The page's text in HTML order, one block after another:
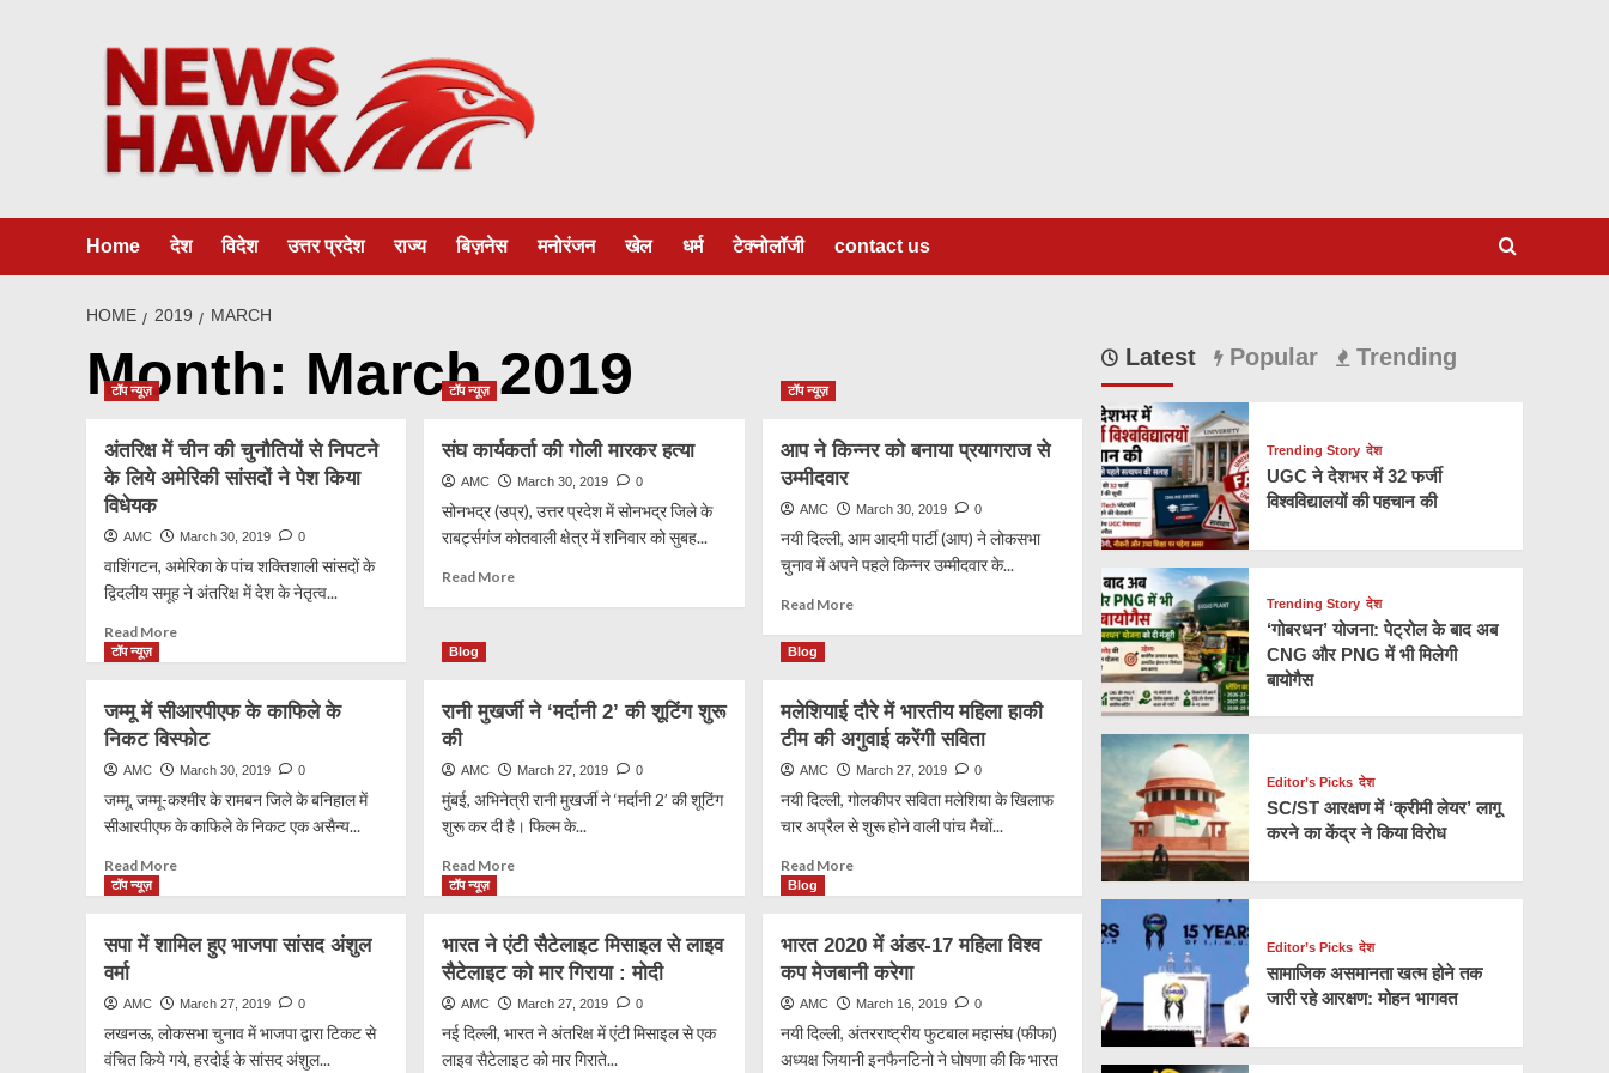
Home देश विदेश उत्तर प्रदेश राज्य बिज़नेस मनोरंजन खेल धर्म टेक्नोलॉजी contact us
HOME 2019 MARCH
Month: March 2019
टॉप न्यूज़
अंतरिक्ष में चीन की चुनौतियों से निपटने
के लिये अमेरिकी सांसदों ने पेश किया
विधेयक
AMC March 30, 2019 0
वाशिंगटन, अमेरिका के पांच शक्तिशाली सांसदों के
द्विदलीय समूह ने अंतरिक्ष में देश के नेतृत्व...
Read MoreRead
अंतरिक्ष
में
चीन
की
चुनौतियों
से
निपटने
अमेरिकी
ने
टॉप न्यूज़
संघ कार्यकर्ता की गोली मारकर हत्या
AMC March 30, 2019 0
सोनभद्र (उप्र), उत्तर प्रदेश में सोनभद्र जिले के
राबर्ट्सगंज कोतवाली क्षेत्र में शनिवार को सुबह...
Read MoreRead
गोली
टॉप न्यूज़
आप ने किन्नर को बनाया प्रयागराज से
उम्मीदवार
AMC March 30, 2019 0
नयी दिल्ली, आम आदमी पार्टी (आप) ने लोकसभा
चुनाव में अपने पहले किन्नर उम्मीदवार के...
Read MoreRead
किन्नर
को
से
उम्मीदवार
टॉप न्यूज़
जम्मू में सीआरपीएफ के काफिले के
निकट विस्फोट
AMC March 30, 2019 0
जम्मू, जम्मू-कश्मीर के रामबन जिले के बनिहाल में
सीआरपीएफ के काफिले के निकट एक असैन्य...
Read MoreRead
जम्मू
में
के
के
निकट
Blog
रानी मुखर्जी ने ‘मर्दानी 2’ की शूटिंग शुरू
की
AMC March 27, 2019 0
मुंबई, अभिनेत्री रानी मुखर्जी ने ‘मर्दानी 2’ की शूटिंग
शुरू कर दी है। फिल्म के...
Read MoreRead
रानी
मुखर्जी
ने
‘मर्दानी
की
शूटिंग
Blog
मलेशियाई दौरे में भारतीय महिला हाकी
टीम की अगुवाई करेंगी सविता
AMC March 27, 2019 0
नयी दिल्ली, गोलकीपर सविता मलेशिया के खिलाफ
चार अप्रैल से शुरू होने वाली पांच मैचों...
Read MoreRead
मलेशियाई
दौरे
में
भारतीय
हाकी
टीम
टॉप न्यूज़
सपा में शामिल हुए भाजपा सांसद अंशुल
वर्मा
AMC March 27, 2019 0
लखनऊ, लोकसभा चुनाव में भाजपा द्वारा टिकट से
वंचित किये गये, हरदोई के सांसद अंशुल...
टॉप न्यूज़
भारत ने एंटी सैटेलाइट मिसाइल से लाइव
सैटेलाइट को मार गिराया : मोदी
AMC March 27, 2019 0
नई दिल्ली, भारत ने अंतरिक्ष में एंटी मिसाइल से एक
लाइव सैटेलाइट को मार गिराते...
Blog
भारत 2020 में अंडर-17 महिला विश्व
कप मेजबानी करेगा
AMC March 16, 2019 0
नयी दिल्ली, अंतरराष्ट्रीय फुटबाल महासंघ (फीफा)
अध्यक्ष जियानी इनफैनटिनो ने घोषणा की कि भारत
Latest Popular Trending
Trending Story देश
UGC ने देशभर में 32 फर्जी
विश्वविद्यालयों की पहचान की
Trending Story देश
‘गोबरधन’ योजना: पेट्रोल के बाद अब
CNG और PNG में भी मिलेगी
बायोगैस
Editor’s Picks देश
SC/ST आरक्षण में ‘क्रीमी लेयर’ लागू
करने का केंद्र ने किया विरोध
Editor’s Picks देश
सामाजिक असमानता खत्म होने तक
जारी रहे आरक्षण: मोहन भागवत